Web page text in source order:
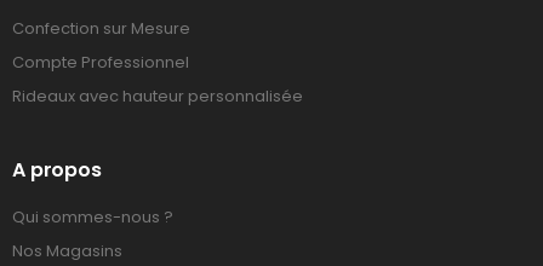
Confection sur Mesure
Compte Professionnel
Rideaux avec hauteur personnalisée
A propos
Qui sommes-nous ?
Nos Magasins